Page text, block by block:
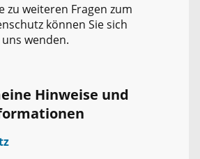
zu weiteren Fragen zum
können Sie sich
wenden.
Hinweise und